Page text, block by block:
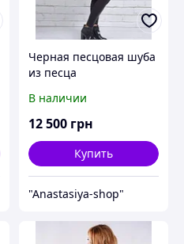
Черная песцовая шуба
из песца
В наличии
12 500 грн
Купить
"Anastasiya-shop"